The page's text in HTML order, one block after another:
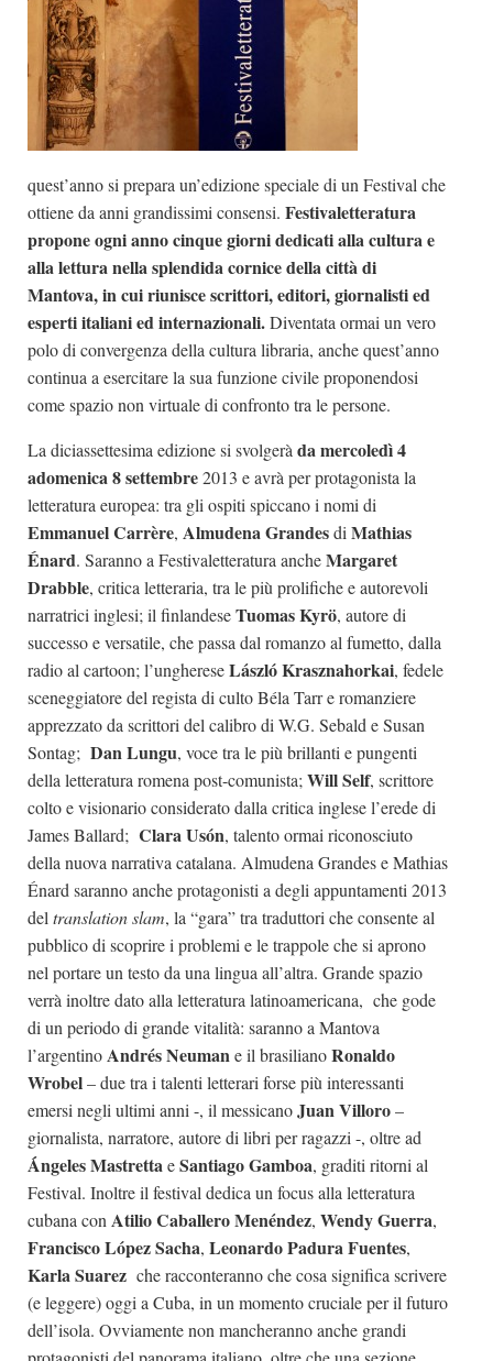
Autori
Generi
Case editrici
Partnership
Giallo Stresa
Premio Chiara
Tabù Festival 2014
A Tutto Volume
Salone di Torino
Marketing
quest’anno si prepara un’edizione speciale di un Festival che
ottiene da anni grandissimi consensi. Festivaletteratura
propone ogni anno cinque giorni dedicati alla cultura e
alla lettura nella splendida cornice della città di
Mantova, in cui riunisce scrittori, editori, giornalisti ed
esperti italiani ed internazionali.Diventata ormai un vero
polo di convergenza della cultura libraria, anche quest’anno
continua a esercitare la sua funzione civile proponendosi
come spazio non virtuale di confronto tra le persone.
La diciassettesima edizione si svolgerà da mercoledì 4
adomenica 8 settembre2013 e avrà per protagonista la
letteratura europea: tra gli ospiti spiccano i nomi di
Emmanuel Carrère, Almudena Grandesdi Mathias
Énard. Saranno a Festivaletteratura ancheMargaret
Drabble, critica letteraria, tra le più prolifiche e autorevoli
narratrici inglesi; il finlandeseTuomas Kyrö, autore di
successo e versatile, che passa dal romanzo al fumetto, dalla
radio al cartoon; l’unghereseLászló Krasznahorkai, fedele
sceneggiatore del regista di culto Béla Tarr e romanziere
apprezzato da scrittori del calibro di W.G. Sebald e Susan
Sontag; Dan Lungu, voce tra le più brillanti e pungenti
della letteratura romena post-comunista; Will Self, scrittore
colto e visionario considerato dalla critica inglese l’erede di
James Ballard; Clara Usón, talento ormai riconosciuto
della nuova narrativa catalana. Almudena Grandes e Mathias
Énard saranno anche protagonisti a degli appuntamenti 2013
del translation slam, la “gara” tra traduttori che consente al
pubblico di scoprire i problemi e le trappole che si aprono
nel portare un testo da una lingua all’altra. Grande spazio
verrà inoltre dato alla letteratura latinoamericana, che gode
di un periodo di grande vitalità: saranno a Mantova
l’argentinoAndrés Neumane il brasilianoRonaldo
Wrobel– due tra i talenti letterari forse più interessanti
emersi negli ultimi anni -, il messicanoJuan Villoro–
giornalista, narratore, autore di libri per ragazzi -, oltre ad
Ángeles MastrettaeSantiago Gamboa, graditi ritorni al
Festival. Inoltre il festival dedica un focus alla letteratura
cubana con Atilio Caballero Menéndez, Wendy Guerra,
Francisco López Sacha, Leonardo Padura Fuentes,
Karla Suarez che racconteranno che cosa significa scrivere
(e leggere) oggi a Cuba, in un momento cruciale per il futuro
dell’isola. Ovviamente non mancheranno anche grandi